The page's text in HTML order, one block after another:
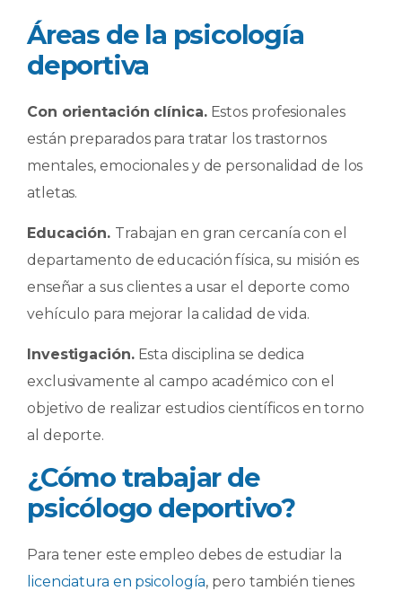
Áreas de la psicología
deportiva
Con orientación clínica.Estos profesionales
están preparados para tratar los trastornos
mentales, emocionales y de personalidad de los
atletas.
Educación. Trabajan en gran cercanía con el
departamento de educación física, su misión es
enseñar a sus clientes a usar el deporte como
vehículo para mejorar la calidad de vida.
Investigación.Esta disciplina se dedica
exclusivamente al campo académico con el
objetivo de realizar estudios científicos en torno
al deporte.
¿Cómo trabajar de
psicólogo deportivo?
Para tener este empleo debes de estudiar la
licenciatura en psicología, pero también tienes